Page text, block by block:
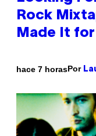
Rock
Made It
hace 7 horasPor